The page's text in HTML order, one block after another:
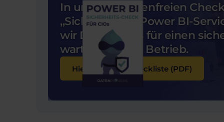
In unserer kostenfreien
,,Sicherheit im Power BI-
wir Dir 20 Tipps für einen
wartungsfreien Betrieb.
Hier geht's zur Checkliste (PDF)